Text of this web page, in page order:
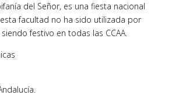
del Señor, es una fiesta nacional
facultad no ha sido utilizada por
festivo en todas las CCAA.